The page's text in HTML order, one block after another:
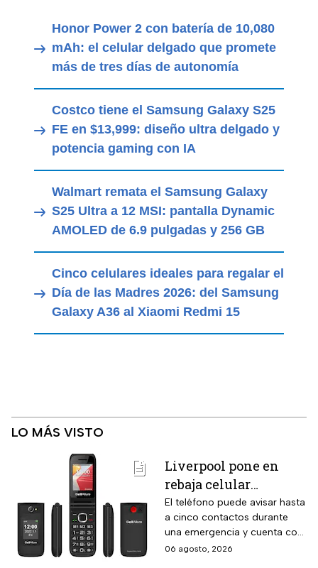
Honor Power 2 con batería de 10,080
mAh: el celular delgado que promete
más de tres días de autonomía
Costco tiene el Samsung Galaxy S25
FE en $13,999: diseño ultra delgado y
potencia gaming con IA
Walmart remata el Samsung Galaxy
S25 Ultra a 12 MSI: pantalla Dynamic
AMOLED de 6.9 pulgadas y 256 GB
Cinco celulares ideales para regalar el
Día de las Madres 2026: del Samsung
Galaxy A36 al Xiaomi Redmi 15
LO MÁS VISTO
Liverpool pone en
rebaja celular
CellAllure Bienestar
para adultos mayores
con botón SOS y hasta
6 MSI
El teléfono puede avisar hasta
a cinco contactos durante
una emergencia y cuenta con
envío gratis a domicilio
06 agosto, 2026